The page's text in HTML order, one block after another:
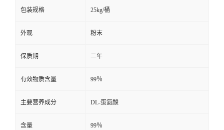
包装规格 25kg/桶
外观 粉末
保质期 二年
有效物质含量 99％
主要营养成分 DL-蛋氨酸
含量 99％